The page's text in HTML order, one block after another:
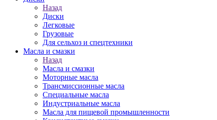
Назад
Диски
Легковые
Грузовые
Для сельхоз и спецтехники
Масла и смазки
Назад
Масла и смазки
Моторные масла
Трансмиссионные масла
Специальные масла
Индустриальные масла
Масла для пищевой промышленности